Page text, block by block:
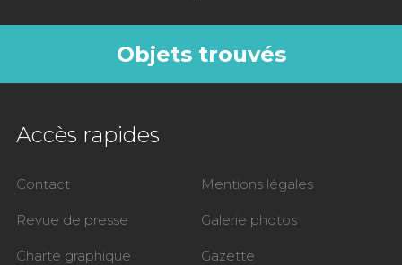
Objets trouvés
Accès rapides
Contact Mentions légales
Revue de presse Galerie photos
Charte graphique Gazette